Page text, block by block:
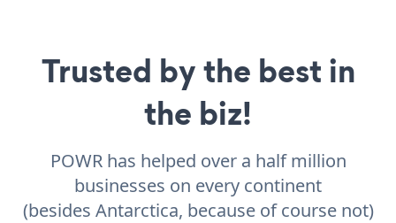
Trusted by the best in
the biz!
POWR has helped over a half million
businesses on every continent
(besides Antarctica, because of course not)